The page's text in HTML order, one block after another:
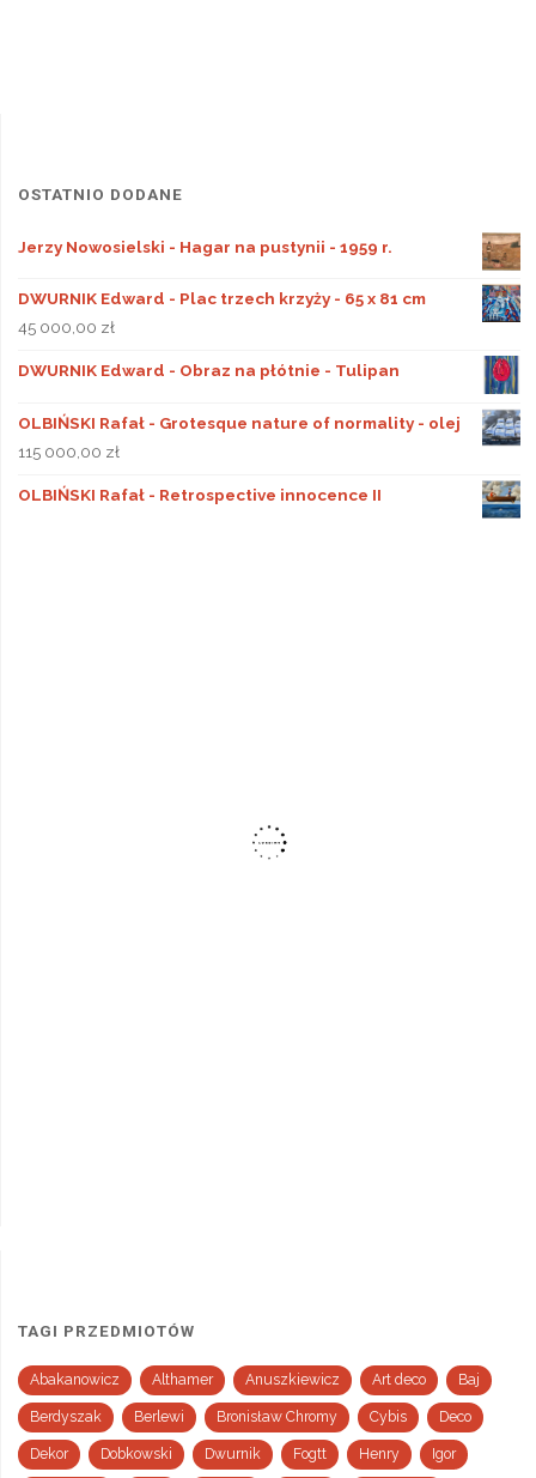
OSTATNIO DODANE
Jerzy Nowosielski - Hagar na pustynii - 1959 r.
DWURNIK Edward - Plac trzech krzyży - 65 x 81 cm
45 000,00 zł
DWURNIK Edward - Obraz na płótnie - Tulipan
OLBIŃSKI Rafał - Grotesque nature of normality - olej
115 000,00 zł
OLBIŃSKI Rafał - Retrospective innocence II
TAGI PRZEDMIOTÓW
Abakanowicz Althamer Anuszkiewicz Art deco Baj
Berdyszak Berlewi Bronisław Chromy Cybis Deco
Dekor Dobkowski Dwurnik Fogtt Henry Igor